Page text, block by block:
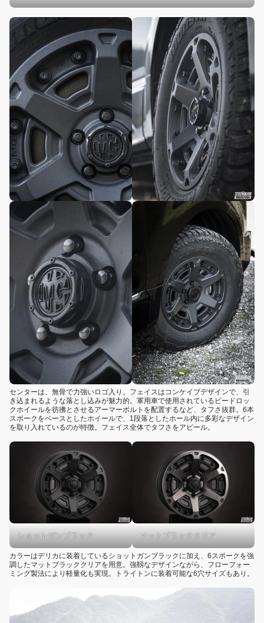
センターは、無骨で力強いロゴ入り。フェイスはコンケイブデザインで、引
き込まれるような落とし込みが魅力的。軍用車で使用されているビードロッ
クホイールを彷彿とさせるアーマーボルトを配置するなど、タフさ抜群。6本
スポークをベースとしたホイールで、1段落としたホール内に多彩なデザイン
を取り入れているのが特徴。フェイス全体でタフさをアピール。
ショットガンブラック マットブラッククリア
カラーはデリカに装着しているショットガンブラックに加え、6スポークを強
調したマットブラッククリアを用意。強靱なデザインながら、フローフォー
ミング製法により軽量化も実現。トライトンに装着可能な6穴サイズもあり。